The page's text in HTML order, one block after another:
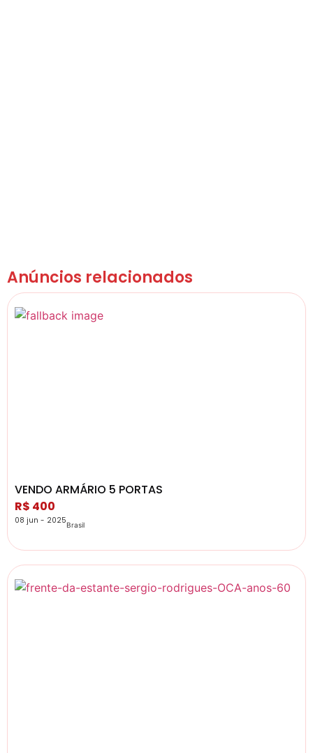
Anúncios relacionados
VENDO ARMÁRIO 5 PORTAS
R$ 400
08 jun - 2025Brasil